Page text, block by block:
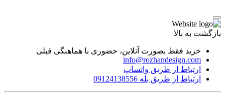
بازگشت به بالا
خرید فقط بصورت آنلاین، حضوری با هماهنگی قبلی
info@rozhandesign.com
ارتباط از طریق واتساپ
ارتباط از طریق بله 09124138556